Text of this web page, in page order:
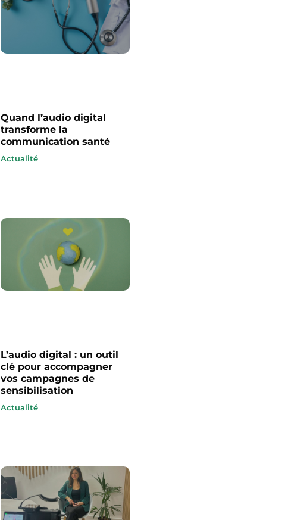
Quand l’audio digital
transforme la
communication santé
Actualité
L’audio digital : un outil
clé pour accompagner
vos campagnes de
sensibilisation
Actualité